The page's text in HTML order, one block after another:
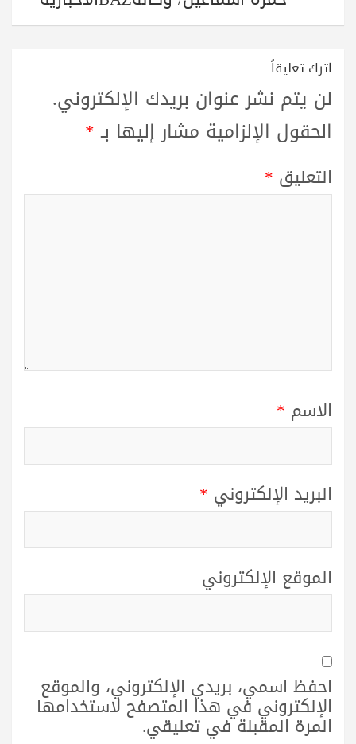
اترك تعليقاً
لن يتم نشر عنوان بريدك الإلكتروني.
الحقول الإلزامية مشار إليها بـ*
التعليق *
الاسم *
البريد الإلكتروني *
الموقع الإلكتروني
احفظ اسمي، بريدي الإلكتروني، والموقع
الإلكتروني في هذا المتصفح لاستخدامها
المرة المقبلة في تعليقي.